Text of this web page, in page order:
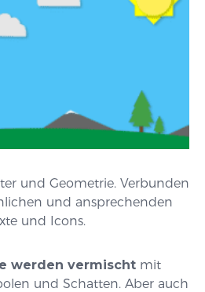
und Geometrie. Verbunden
und ansprechenden
und Icons.
werden vermischt mit
und Schatten. Aber auch